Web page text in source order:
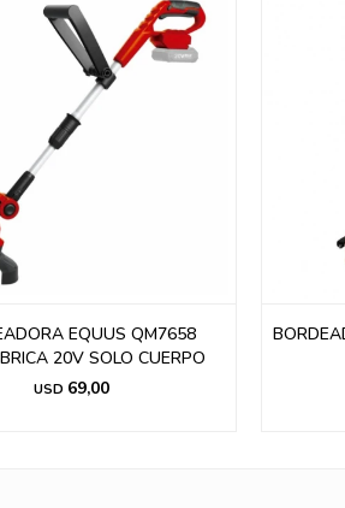
EQUUS QM7658
20V SOLO CUERPO
USD 69,00